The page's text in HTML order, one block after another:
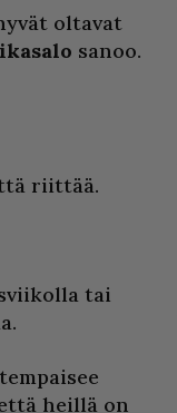
oltavat
sanoo.
riittää.
tai
heillä on